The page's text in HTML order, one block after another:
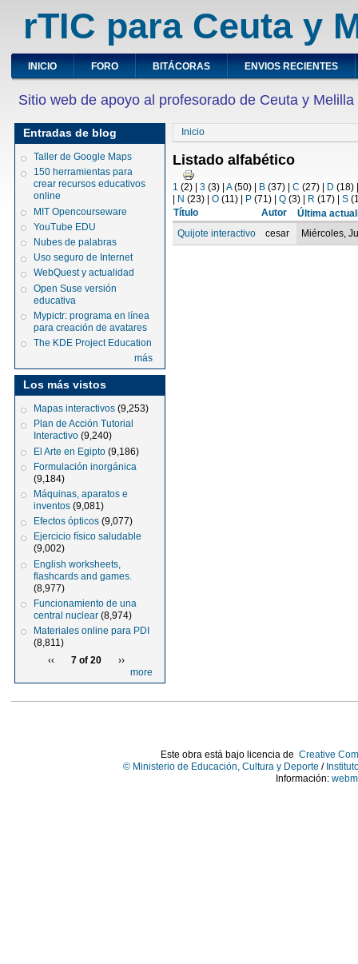
rTIC para Ceuta y
INICIO FORO BITÁCORAS ENVIOS RECIENTES
Sitio web de apoyo al profesorado de Ceuta y Melilla
Entradas de blog
Taller de Google Maps
150 herramientas para
crear recursos educativos
online
MIT Opencourseware
YouTube EDU
Nubes de palabras
Uso seguro de Internet
WebQuest y actualidad
Open Suse versión
educativa
Mypictr: programa en línea
para creación de avatares
The KDE Project Education
más
Los más vistos
Mapas interactivos (9,253)
Plan de Acción Tutorial
Interactivo (9,240)
El Arte en Egipto (9,186)
Formulación inorgánica
(9,184)
Máquinas, aparatos e
inventos (9,081)
Efectos ópticos (9,077)
Ejercicio físico saludable
(9,002)
English worksheets,
flashcards and games.
(8,977)
Funcionamiento de una
central nuclear (8,974)
Materiales online para PDI
(8,811)
‹‹
7 of 20
››
more
Inicio
Listado alfabético
1 (2) |3 (3) |A(50) B (37) |C (27) D (18)
N (23) |O (11) P (71) |Q (3) R (17) |S
Título
Autor
Última
Quijote interactivo
cesar Miércoles,
Este obra está bajo licencia de Creative
© Ministerio de Educación, Cultura y Deporte /
Información: